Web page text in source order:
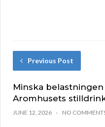
Previous Post
Minska
Aromhusets
JUNE 12, 2026 NO